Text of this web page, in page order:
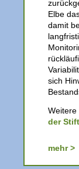
Elbe
damit
sich
Weitere
der
mehr >